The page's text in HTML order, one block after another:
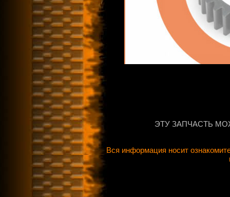
ЭТУ ЗАПЧАСТЬ
Вся информация носит